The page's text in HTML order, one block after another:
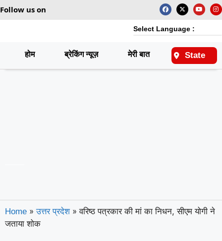
Follow us on
Select Language :
होम ब्रेकिंग न्यूज़ मेरी बात राष्ट्रीय
State
Home » उत्तर प्रदेश » वरिष्ठ पत्रकार की मां का निधन, सीएम योगी ने
जताया शोक